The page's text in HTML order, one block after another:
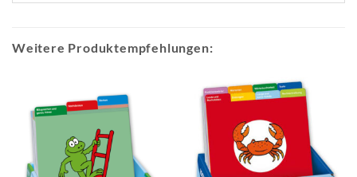
Weitere Produktempfehlungen: